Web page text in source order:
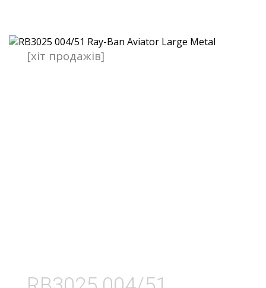
[хіт продажів]